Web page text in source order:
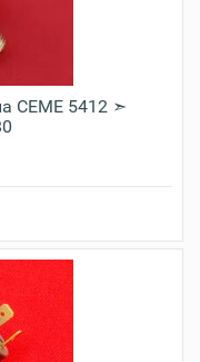
CEME 5412 ➣